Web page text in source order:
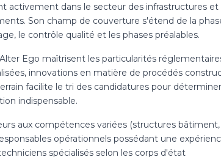
activement dans le secteur des infrastructures
Son champ de couverture s'étend de la
le contrôle qualité et les phases préalables.
Ego maîtrisent les particularités
innovations en matière de procédés
facilite le tri des candidatures pour
indispensable.
aux compétences variées (structures
opérationnels possédant une
spécialisés selon les corps d'état